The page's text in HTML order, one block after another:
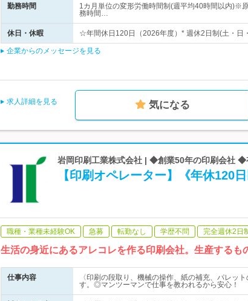
勤務時間
1カ月単位の変形労働時間制(週平均40時間以内)※
務時間…
休日・休暇 ☆年間休日120日（2026年度）* 週休2日制(土・
企業からのメッセージを見る
求人詳細を見る 気になる
岩岡印刷工業株式会社 | ◆創業50年の印刷会社
【印刷オペレーター】《年休120
職種・業種未経験OK 急募 転勤なし 学歴不問 完全週休2日
生活の身近にあるアレコレを作る印刷会社。生産するも
仕事内容
〈印刷の段取り、機械の操作、紙の補充、パレッ
す。◎マンツーマンで仕事を教われるから安心！